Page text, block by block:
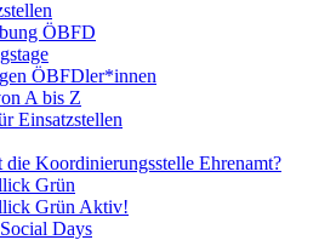
ÖBFD
ÖBFDler*innen
A bis Z
Einsatzstellen
die Koordinierungsstelle Ehrenamt?
Grün
Grün Aktiv!
Days